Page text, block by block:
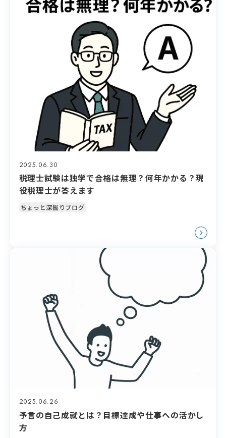
2025.06.30
税理士試験は独学で合格は無理？何年かかる？現
役税理士が答えます
ちょっと深掘りブログ
2025.06.26
予言の自己成就とは？目標達成や仕事への活かし
方